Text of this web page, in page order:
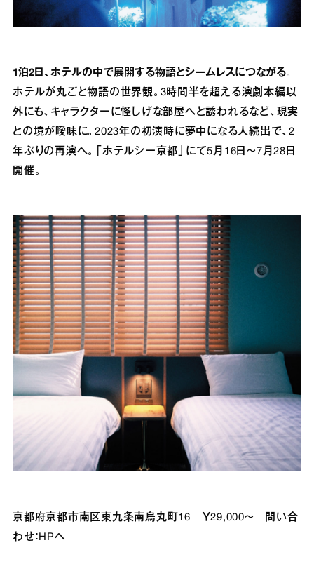
1泊2日、ホテルの中で展開する物語とシームレスにつながる。
ホテルが丸ごと物語の世界観。3時間半を超える演劇本編以
外にも、キャラクターに怪しげな部屋へと誘われるなど、現実
との境が曖昧に。2023年の初演時に夢中になる人続出で、2
年ぶりの再演へ。「ホテルシー京都」にて5月16日～7月28日
開催。
京都府京都市南区東九条南烏丸町16 ￥29,000～ 問い合
わせ：HPへ